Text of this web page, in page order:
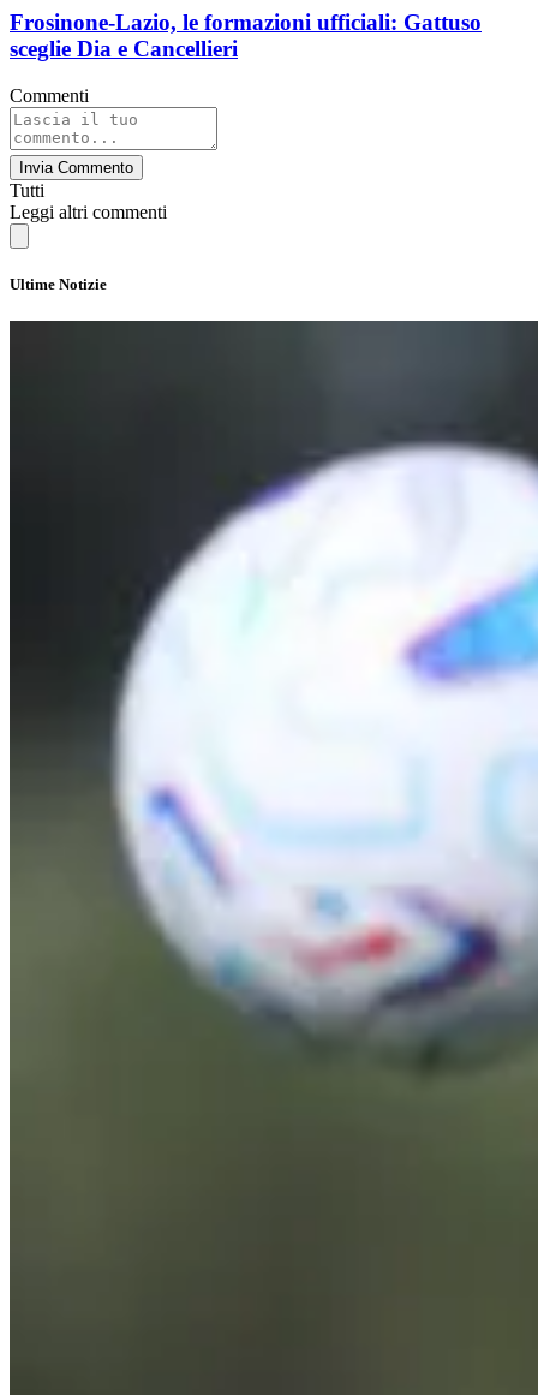
Frosinone-Lazio, le formazioni ufficiali: Gattuso
sceglie Dia e Cancellieri
Commenti
Invia Commento
Tutti
Leggi altri commenti
Ultime Notizie